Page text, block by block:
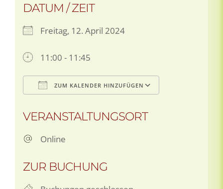
DATUM / ZEIT
Freitag, 12. April 2024
11:00 - 11:45
ZUM KALENDER HINZUFÜGEN
VERANSTALTUNGSORT
Online
ZUR BUCHUNG